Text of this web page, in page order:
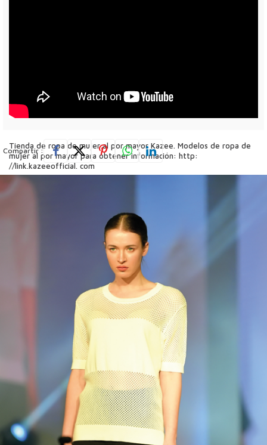
Tienda de ropa de mujer al por mayor Kazee. Modelos de ropa de
mujer al por mayor para obtener información: http:
//link.kazeeofficial. com
Compañía de ropa de mujer Kazze. Kazee, una marca turca de
prendas de punto y de mujer, es una empresa dedicada a la
confección. Servicios Provee ropa de mujer. Hay dos tiendas de
ropa y prendas de punto para mujer en Antalya Laleli y tres en
Antalya. Encontré la sala de versos con audio. Puede ponerse en
contacto con nosotros para obtener información sobre los
00:25 Nuestra tienda está en Estambul Laleli, nuestra fábrica está
01:00 Medias de mujer bordadas con piedras.
02:00 Modelos de camisas de tul para mujer
Kazee ropa de mujer al por mayor, ropa de mujer al por mayor, lista
de marcas de mujeres, marca de ropa de mujeres en Estambul. Las
oficinas mayoristas y minoristas de Kazi se encuentran en Rixos Real
Estate, Antalya.
Artículos sobre ropa de mujer kazy. Venta y exportación de
prendas de punto para mujer. Puede pedir su propia etiqueta en
una pequeña fábrica. Puede revisar los sitios de comunicación a
través de
Compartir :